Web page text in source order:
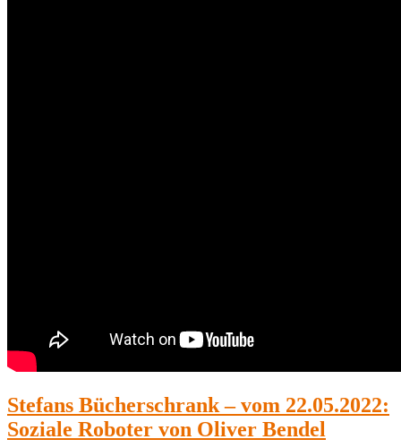
Stefans Bücherschrank – vom 22.05.2022:
Soziale Roboter von Oliver Bendel